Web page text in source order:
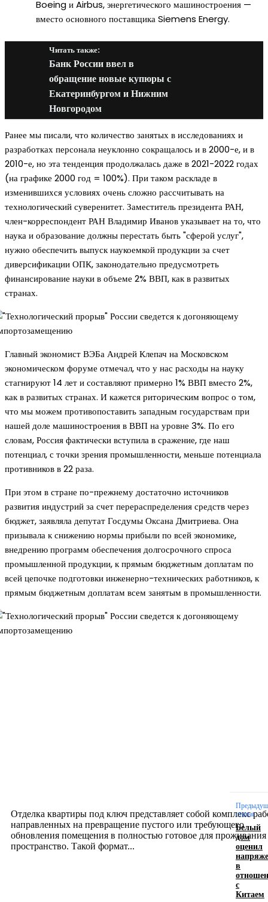
Boeing и Airbus, энергетического машиностроения —
вместо основного поставщика Siemens Energy.
Читать также:
Банк России ввел в
обращение новые купюры с
Екатеринбургом и Нижним
Новгородом
Ранее мы писали, что количество занятых в исследованиях и
разработках персонала неуклонно сокращалось и в 2000-е, и в
2010-е, но эта тенденция продолжалась даже в 2021-2022 годах
(на графике 2000 год = 100%). При таком раскладе в
изменившихся условиях очень сложно рассчитывать на
технологический суверенитет. Заместитель президента РАН,
член-корреспондент РАН Владимир Иванов указывает на то, что
наука и образование должны перестать быть "сферой услуг",
нужно обеспечить выпуск наукоемкой продукции за счет
диверсификации ОПК, законодательно предусмотреть
финансирование науки в объеме 2% ВВП, как в развитых
странах.
Главный экономист ВЭБа Андрей Клепач на Московском
экономическом форуме отмечал, что у нас расходы на науку
стагнируют 14 лет и составляют примерно 1% ВВП вместо 2%,
как в развитых странах. И кажется риторическим вопрос о том,
что мы можем противопоставить западным государствам при
нашей доле машиностроения в ВВП на уровне 3%. По его
словам, Россия фактически вступила в сражение, где наш
потенциал, с точки зрения промышленности, меньше потенциала
противников в 22 раза.
При этом в стране по-прежнему достаточно источников
развития индустрий за счет перераспределения средств через
бюджет, заявляла депутат Госдумы Оксана Дмитриева. Она
призывала к снижению нормы прибыли по всей экономике,
внедрению программ обеспечения долгосрочного спроса
промышленной продукции, к прямым бюджетным доплатам по
всей цепочке подготовки инженерно-технических работников, к
прямым бюджетным доплатам всем занятым в промышленности.
Отделка квартиры под ключ представляет собой комплекс
направленных на превращение пустого или требующего
обновления помещения в полностью готовое для проживания
пространство. Такой формат...
логотипом: эффективный инструмент бренда
статья
Белый
дом
оценил
в
с
Китаем